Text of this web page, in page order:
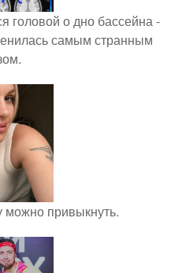
головой о дно бассейна -
самым странным
можно привыкнуть.